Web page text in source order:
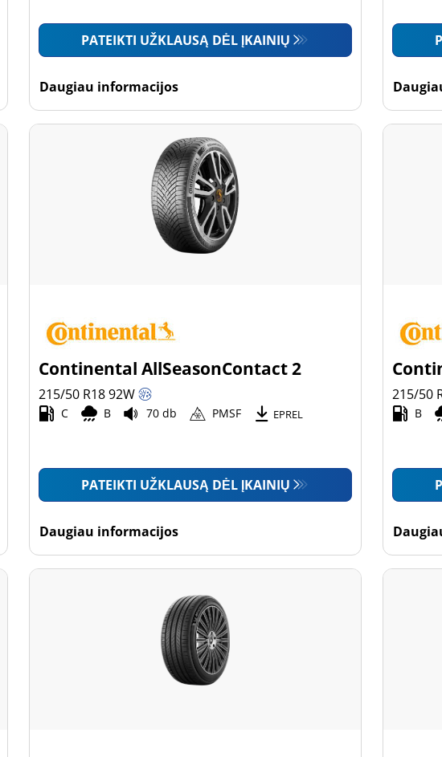
PATEIKTI UŽKLAUSĄ DĖL ĮKAINIŲ
Daugiau informacijos
Continental AllSeasonContact 2
215/50 R1892W
C B 70 db PMSF EPREL
PATEIKTI UŽKLAUSĄ DĖL ĮKAINIŲ
Daugiau informacijos
215/50
B